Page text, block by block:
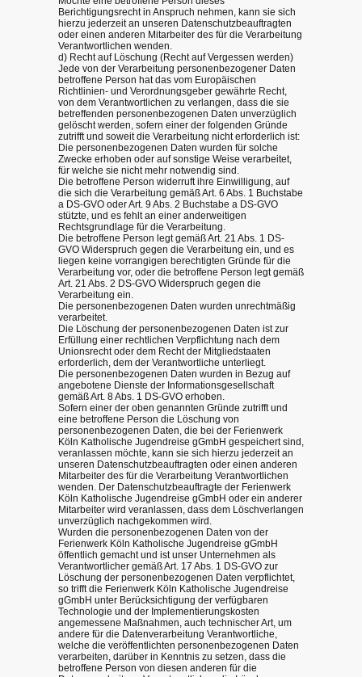
Berichtigungsrecht in Anspruch nehmen, kann sie sich
hierzu jederzeit an unseren Datenschutzbeauftragten
oder einen anderen Mitarbeiter des für die Verarbeitung
Verantwortlichen wenden.
d) Recht auf Löschung (Recht auf Vergessen werden)
Jede von der Verarbeitung personenbezogener Daten
betroffene Person hat das vom Europäischen
Richtlinien- und Verordnungsgeber gewährte Recht,
von dem Verantwortlichen zu verlangen, dass die sie
betreffenden personenbezogenen Daten unverzüglich
gelöscht werden, sofern einer der folgenden Gründe
zutrifft und soweit die Verarbeitung nicht erforderlich ist:
Die personenbezogenen Daten wurden für solche
Zwecke erhoben oder auf sonstige Weise verarbeitet,
für welche sie nicht mehr notwendig sind.
Die betroffene Person widerruft ihre Einwilligung, auf
die sich die Verarbeitung gemäß Art. 6 Abs. 1 Buchstabe
a DS-GVO oder Art. 9 Abs. 2 Buchstabe a DS-GVO
stützte, und es fehlt an einer anderweitigen
Rechtsgrundlage für die Verarbeitung.
Die betroffene Person legt gemäß Art. 21 Abs. 1 DS-
GVO Widerspruch gegen die Verarbeitung ein, und es
liegen keine vorrangigen berechtigten Gründe für die
Verarbeitung vor, oder die betroffene Person legt gemäß
Art. 21 Abs. 2 DS-GVO Widerspruch gegen die
Verarbeitung ein.
Die personenbezogenen Daten wurden unrechtmäßig
verarbeitet.
Die Löschung der personenbezogenen Daten ist zur
Erfüllung einer rechtlichen Verpflichtung nach dem
Unionsrecht oder dem Recht der Mitgliedstaaten
erforderlich, dem der Verantwortliche unterliegt.
Die personenbezogenen Daten wurden in Bezug auf
angebotene Dienste der Informationsgesellschaft
gemäß Art. 8 Abs. 1 DS-GVO erhoben.
Sofern einer der oben genannten Gründe zutrifft und
eine betroffene Person die Löschung von
personenbezogenen Daten, die bei der Ferienwerk
Köln Katholische Jugendreise gGmbH gespeichert sind,
veranlassen möchte, kann sie sich hierzu jederzeit an
unseren Datenschutzbeauftragten oder einen anderen
Mitarbeiter des für die Verarbeitung Verantwortlichen
wenden. Der Datenschutzbeauftragte der Ferienwerk
Köln Katholische Jugendreise gGmbH oder ein anderer
Mitarbeiter wird veranlassen, dass dem Löschverlangen
unverzüglich nachgekommen wird.
Wurden die personenbezogenen Daten von der
Ferienwerk Köln Katholische Jugendreise gGmbH
öffentlich gemacht und ist unser Unternehmen als
Verantwortlicher gemäß Art. 17 Abs. 1 DS-GVO zur
Löschung der personenbezogenen Daten verpflichtet,
so trifft die Ferienwerk Köln Katholische Jugendreise
gGmbH unter Berücksichtigung der verfügbaren
Technologie und der Implementierungskosten
angemessene Maßnahmen, auch technischer Art, um
andere für die Datenverarbeitung Verantwortliche,
welche die veröffentlichten personenbezogenen Daten
verarbeiten, darüber in Kenntnis zu setzen, dass die
betroffene Person von diesen anderen für die